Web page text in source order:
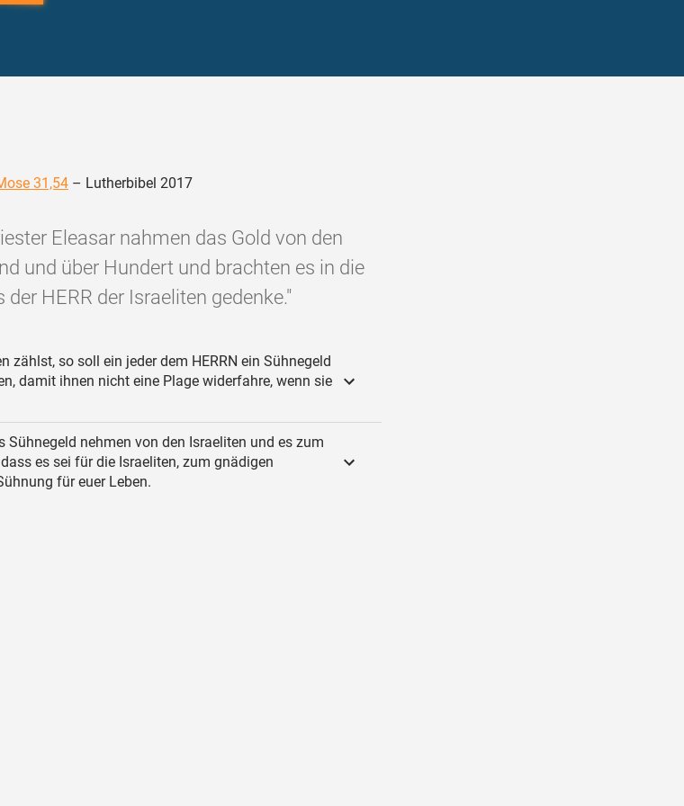
31,54 – Lutherbibel 2017
Eleasar nahmen das Gold von den
und über Hundert und brachten es in die
HERR der Israeliten gedenke."
zählst, so soll ein jeder dem HERRN ein Sühnegeld
damit ihnen nicht eine Plage widerfahre, wenn sie
Sühnegeld nehmen von den Israeliten und es zum
es sei für die Israeliten, zum gnädigen
für euer Leben.